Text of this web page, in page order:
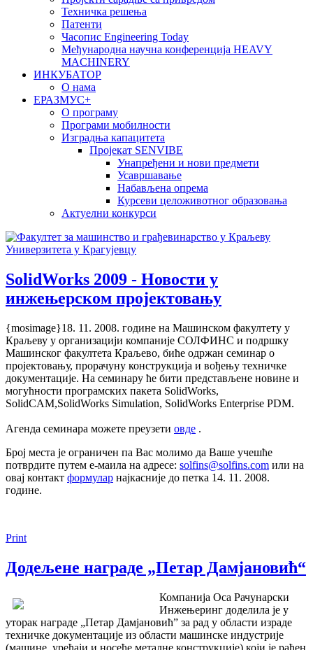
Техничка решења
Патенти
Часопис Engineering Today
Међународна научна конференција HEAVY
MACHINERY
ИНКУБАТОР
О нама
EРАЗМУС+
О програму
Програми мобилности
Изградња капацитета
Пројекат SENVIBE
Унапређени и нови предмети
Усавршавање
Набављена опрема
Курсеви целоживотног образовања
Актуелни конкурси
SolidWorks 2009 - Новости у
инжењерском пројектовању
{mosimage}18. 11. 2008. године на Машинском факултету у
Краљеву у организацији компаније СОЛФИНС и подршку
Машинског факултета Краљево, биће одржан семинар о
пројектовању, прорачуну конструкција и вођењу техничке
документације. На семинару ће бити представљене новине и
могућности програмских пакета SolidWorks,
SolidCAM,SolidWorks Simulation, SolidWorks Enterprise PDM.
Агенда семинара можете преузети овде .
Број места је ограничен па Вас молимо да Ваше учешће
потврдите путем е-маила на адресе: solfins@solfins.com или на
овај контакт формулар најкасније до петка 14. 11. 2008.
године.
Print
Додељене награде „Петар Дамјановић“
Компанија Оса Рачунарски
Инжењеринг доделила је у
уторак награде „Петар Дамјановић” за рад у области израде
техничке документације из области машинске индустрије
(машине, уређаји и носеће металне конструкције) који је рађен